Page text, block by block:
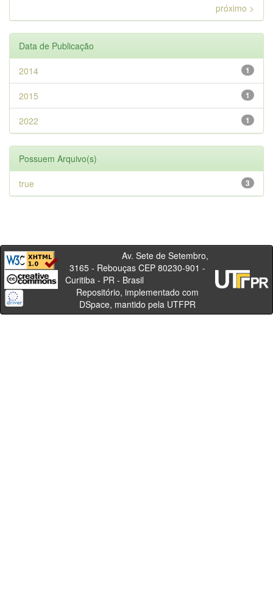
próximo >
Data de Publicação
1
2014
1
2015
1
2022
Possuem Arquivo(s)
3
true
Av. Sete de Setembro,
3165 - Rebouças CEP 80230-901 -
Curitiba - PR - Brasil
Repositório, implementado com
DSpace, mantido pela UTFPR